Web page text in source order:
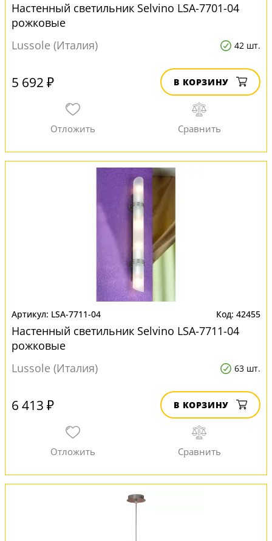
Настенный светильник Selvino LSA-7701-04
рожковые
Lussole (Италия)
42 шт.
5 692 ₽ В КОРЗИНУ
LSA-7711-04 42455
Настенный светильник Selvino LSA-7711-04
рожковые
Lussole (Италия)
63 шт.
6 413 ₽ В КОРЗИНУ